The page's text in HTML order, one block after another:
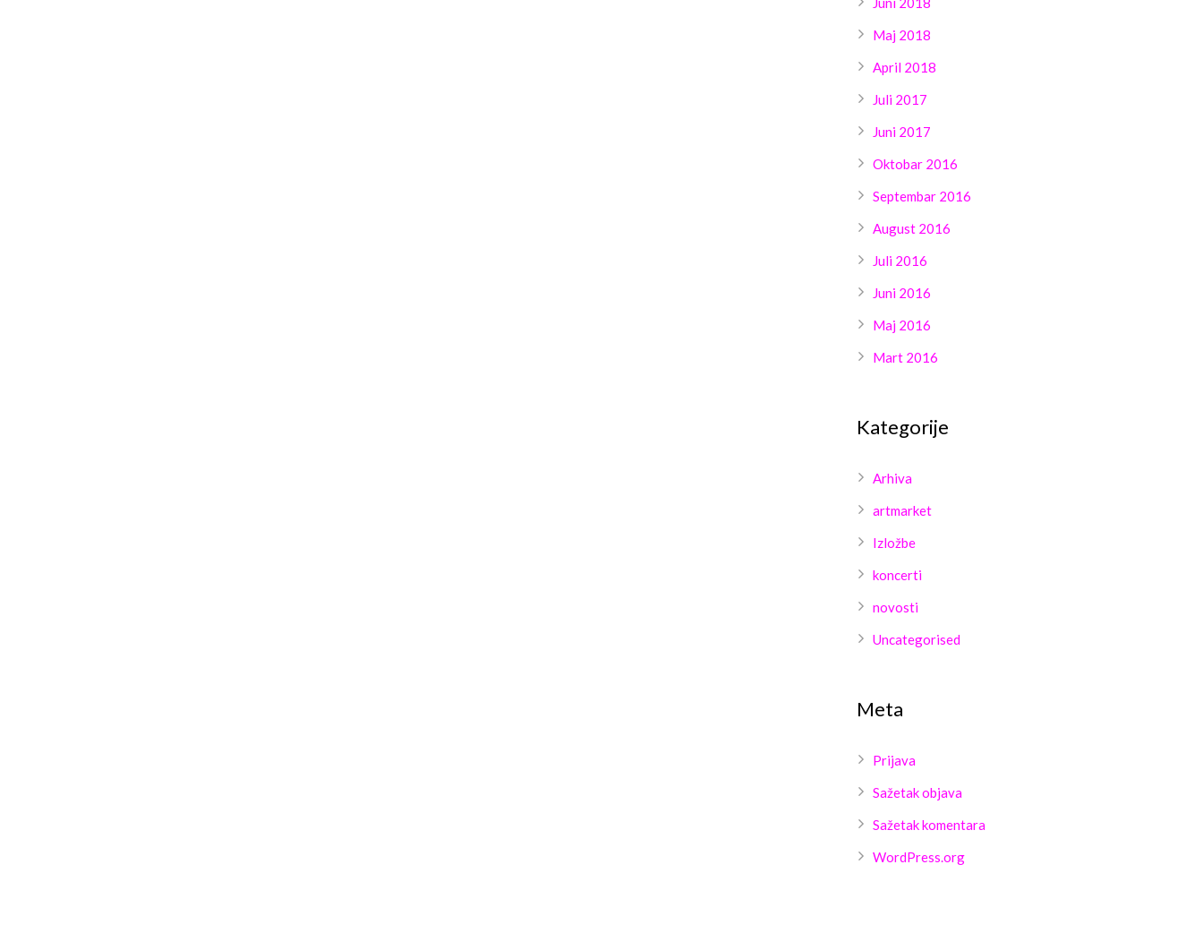
Maj 2018
April 2018
Juli 2017
Juni 2017
Oktobar 2016
Septembar 2016
August 2016
Juli 2016
Juni 2016
Maj 2016
Mart 2016
Kategorije
Arhiva
artmarket
Izložbe
koncerti
novosti
Uncategorised
Meta
Prijava
Sažetak objava
Sažetak komentara
WordPress.org